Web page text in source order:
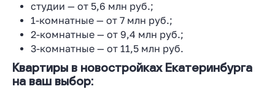
студии — от 5,6 млн руб.;
1-комнатные — от 7 млн руб.;
2-комнатные — от 9,4 млн руб.;
3-комнатные — от 11,5 млн руб.
Квартиры в новостройках Екатеринбурга
на ваш выбор: